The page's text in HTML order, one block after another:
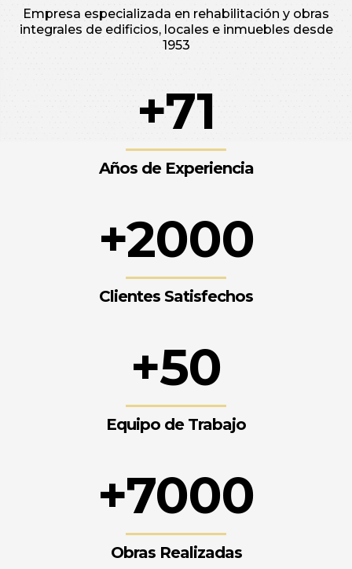
Empresa especializada en rehabilitación y obras
integrales de edificios, locales e inmuebles desde
1953
+71
Años de Experiencia
+2000
Clientes Satisfechos
+50
Equipo de Trabajo
+7000
Obras Realizadas